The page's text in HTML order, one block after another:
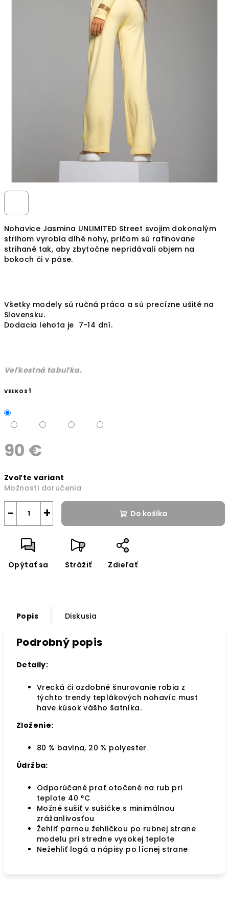
Nohavice Jasmina UNLIMITED Street svojim dokonalým
strihom vyrobia dlhé nohy, pričom sú rafinovane
strihané tak, aby zbytočne nepridávali objem na
bokoch či v páse.
Všetky modely sú ručná práca a sú precízne ušité na
Slovensku.
Dodacia lehota je 7-14 dní.
Veľkostná tabuľka.
VEĽKOSŤ
90 €
cena:
Zvoľte variant
Možnosti doručenia
+
− Do košíka
Opýtať sa Strážiť Zdieľať
Popis Diskusia
Podrobný popis
Detaily:
Vrecká či ozdobné šnurovanie robia z
týchto trendy teplákových nohavíc must
have kúsok vášho šatníka.
Zloženie:
80 % bavlna, 20 % polyester
Údržba:
Odporúčané prať otočené na rub pri
teplote 40 °C
Možné sušiť v sušičke s minimálnou
zrážanlivosťou
Žehliť parnou žehličkou po rubnej strane
modelu pri stredne vysokej teplote
Nežehliť logá a nápisy po lícnej strane